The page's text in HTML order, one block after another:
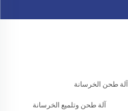
آلة طحن الخرسانة
آلة طحن وتلميع الخرسانة